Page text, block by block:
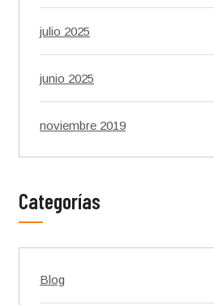
julio 2025
junio 2025
noviembre 2019
Categorías
Blog